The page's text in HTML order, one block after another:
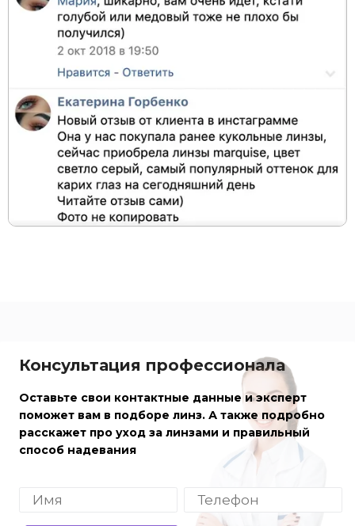
Консультация профессионала
Оставьте свои контактные данные и эксперт
поможет вам в подборе линз. А также подробно
расскажет про уход за линзами и правильный
способ надевания